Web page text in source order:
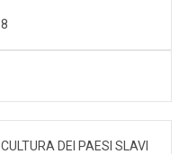
8
CULTURA DEI PAESI SLAVI